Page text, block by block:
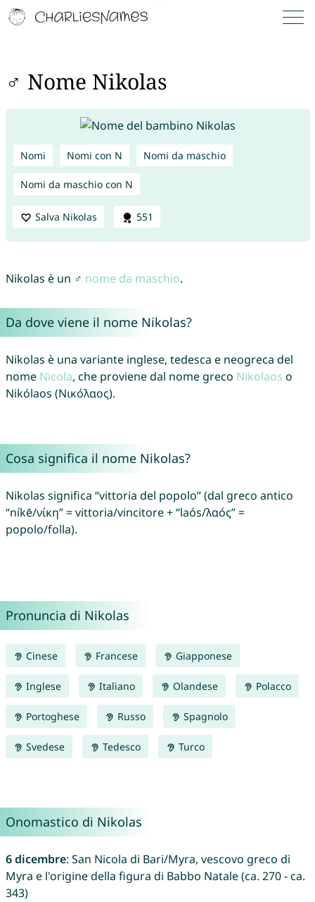
♂ Nome Nikolas
Nomi Nomi con N Nomi da maschio
Nomi da maschio con N
Salva Nikolas 551
Nikolas è un ♂ nome da maschio.
Da dove viene il nome Nikolas?
Nikolas è una variante inglese, tedesca e neogreca del
nome Nicola, che proviene dal nome greco Nikolaos o
Nikólaos (Νικόλαος).
Cosa significa il nome Nikolas?
Nikolas significa “vittoria del popolo” (dal greco antico
“níkē/νίκη” = vittoria/vincitore + “laós/λαός” =
popolo/folla).
Pronuncia di Nikolas
Cinese Francese Giapponese
Inglese Italiano Olandese Polacco
Portoghese Russo Spagnolo
Svedese Tedesco Turco
Onomastico di Nikolas
6 dicembre: San Nicola di Bari/Myra, vescovo greco di
Myra e l'origine della figura di Babbo Natale (ca. 270 - ca.
343)